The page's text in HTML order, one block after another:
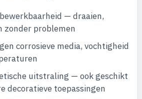
— draaien,
zonder problemen
corrosieve media, vochtigheid
uitstraling — ook geschikt
decoratieve toepassingen